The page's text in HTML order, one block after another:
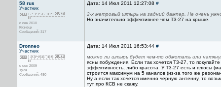
58 rus
Участник
с сен 2010
Кузнецк
Сообщений: 317
Дата: 14 Июл 2011 12:27:08 #
2-х метровый штырь на задний бампер. Не очень
Но значительно эффективнее чем Т3-27 на крыше.
Dronneo
Участник
с сен 2009
Тула
Сообщений: 480
Дата: 14 Июл 2011 16:53:44 #
можно ли штырь будет чем-то обмотать или
ясны побуждения. Если так хочется Т3-27, то
эффективность, либо красота. У Т3-27 есть и плюсы
строится максимум на 5 каналов (из-за того же
Ну а если так хочется именно черную антенну, то
тут про КСВ не скажу.